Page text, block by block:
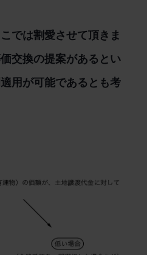
では割愛させて頂きま
交換の提案があるとい
用が可能であるとも考